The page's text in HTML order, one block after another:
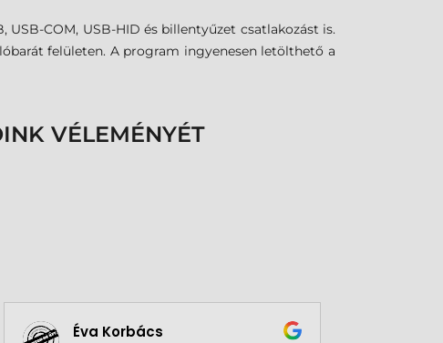
USB-COM, USB-HID és billentyűzet csatlakozást is.
felületen. A program ingyenesen letölthető a
VÉLEMÉNYÉT
Éva Korbács